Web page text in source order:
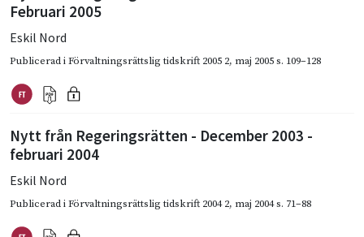
Februari 2005
Eskil Nord
Publicerad iFörvaltningsrättslig tidskrift 2005 2, maj 2005s. 109–128
Nytt från Regeringsrätten - December 2003 -
februari 2004
Eskil Nord
Publicerad iFörvaltningsrättslig tidskrift 2004 2, maj 2004s. 71–88